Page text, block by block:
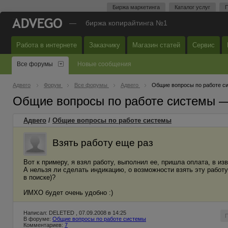
Биржа маркетинга Каталог услуг
— биржа копирайтинга №1
Работа в интернете Заказчику Магазин статей Сервис
Все форумы Новые сообщения
Адвего Форум Все форумы Адвего Общие вопросы по работе
Общие вопросы по работе системы
Адвего / Общие вопросы по работе системы
Взять работу еще раз
Вот к примеру, я взял работу, выполнил ее, пришла оплата, в
А нельзя ли сделать индикацию, о возможности взять эту
в поиске)?
ИМХО будет очень удобно :)
Написал: DELETED , 07.09.2008 в 14:25
В форуме: Общие вопросы по работе системы
Комментариев: 7